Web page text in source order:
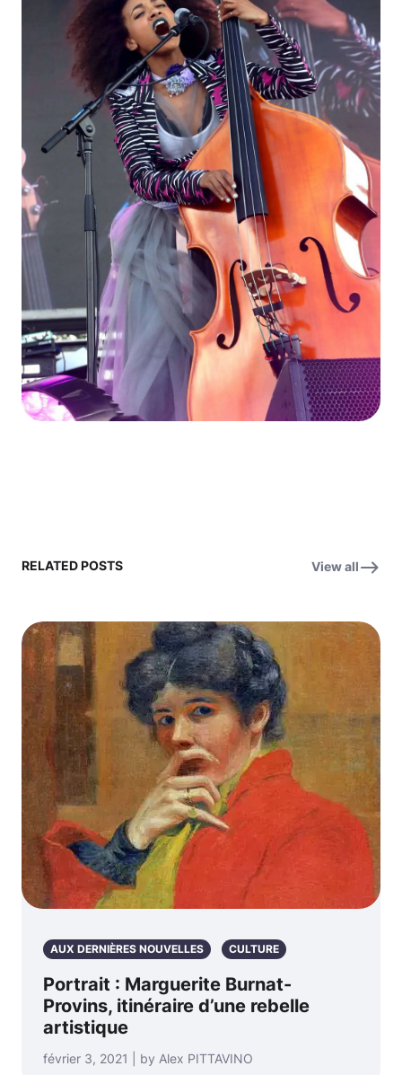
RELATED POSTS View all
AUX DERNIÈRES NOUVELLES CULTURE
Portrait : Marguerite Burnat-
Provins, itinéraire d’une rebelle
artistique
février 3, 2021 | by Alex PITTAVINO